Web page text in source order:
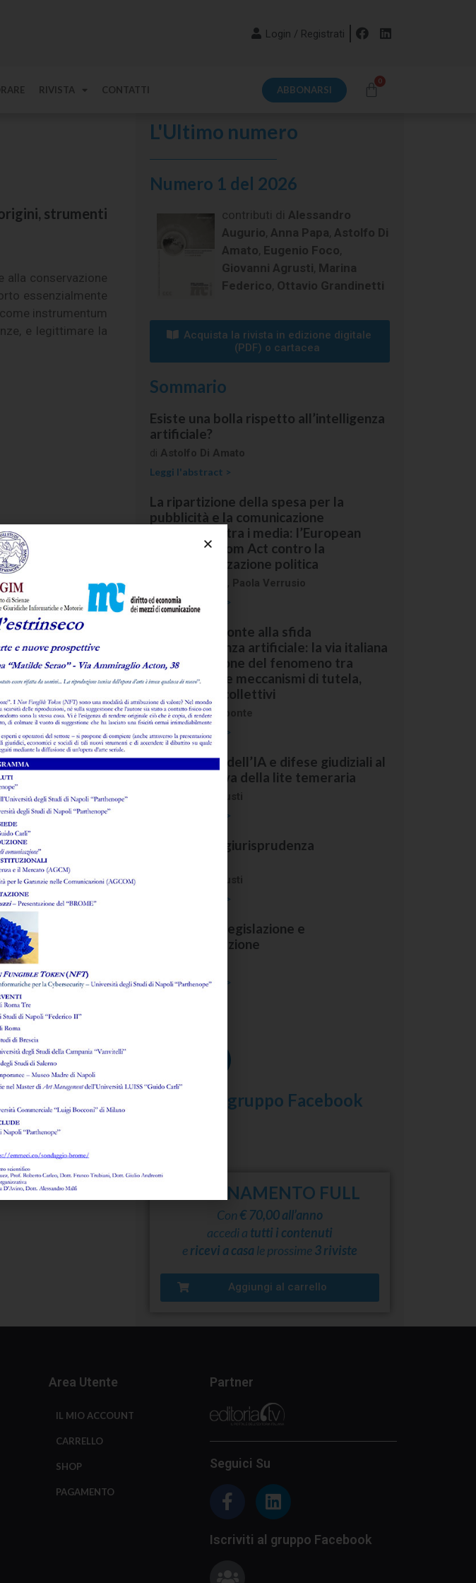
Login / Registrati
RIVISTA CONTATTI ABBONARSI
strumenti
alla conservazione
essenzialmente
instrumentum
e legittimare la
L'Ultimo numero
Numero 1 del 2026
contributi di Alessandro
Augurio, Anna Papa, Astolfo Di
Amato, Eugenio Foco,
Giovanni Agrusti, Marina
Federico, Ottavio Grandinetti
Acquista la rivista in edizione digitale
(PDF) o cartacea​​
Sommario
Esiste una bolla rispetto all’intelligenza
artificiale?
di Astolfo Di Amato
Leggi l'abstract >
La ripartizione della spesa per la
pubblicità e la comunicazione
istituzionale tra i media: l’European
Media Freedom Act contro la
strumentalizzazione politica
Paola Verrusio
Leggi l'abstract >
Il lavoro di fronte alla sfida
dell’intelligenza artificiale: la via italiana
alla regolazione del fenomeno tra
opportunità e meccanismi di tutela,
individuali e collettivi
diMarcello D'Aponte
Leggi l'abstract >
Allucinazioni dell’IA e difese giudiziali al
banco di prova della lite temeraria
Giovanni Agrusti
Leggi l'abstract >
Rassegna di giurisprudenza
Giovanni Agrusti
Leggi l'abstract >
Rassegna di legislazione e
regolamentazione
Leggi l'abstract >
Iscriviti al gruppo Facebook
ABBONAMENTO FULL
Con € 70,00 all’anno
accedi a tutti i contenuti
ericevi a casale prossime3 riviste
Aggiungi al carrello
Area Utente
IL MIO ACCOUNT
CARRELLO
SHOP
PAGAMENTO
Partner
Seguici Su
Iscriviti al gruppo Facebook